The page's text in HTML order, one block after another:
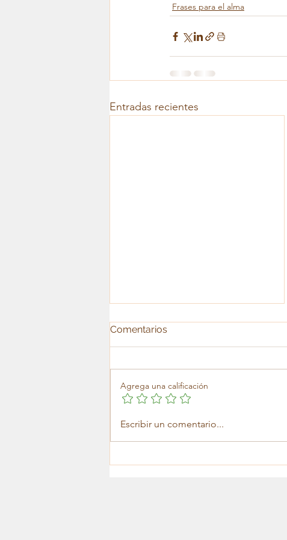
Frases para el alma
Entradas recientes
Soledad
Comentarios
Agrega una calificación
Escribir un comentario...